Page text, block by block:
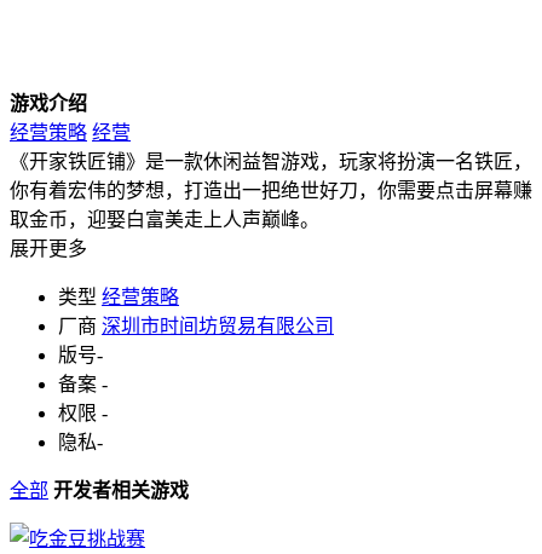
游戏介绍
经营策略 经营
《开家铁匠铺》是一款休闲益智游戏，玩家将扮演一名铁匠，
你有着宏伟的梦想，打造出一把绝世好刀，你需要点击屏幕赚
取金币，迎娶白富美走上人声巅峰。
展开更多
类型 经营策略
厂商 深圳市时间坊贸易有限公司
版号-
备案 -
权限 -
隐私-
全部 开发者相关游戏